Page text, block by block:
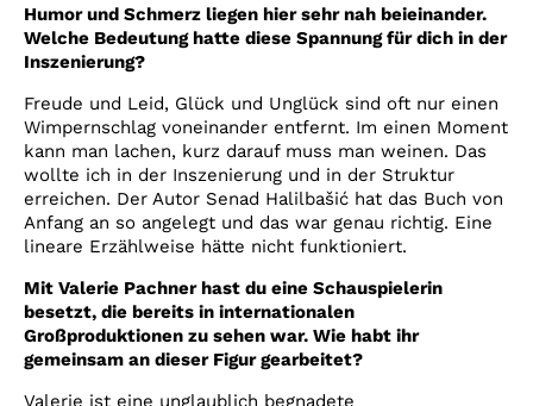
Humor und Schmerz liegen hier sehr nah beieinander.
Welche Bedeutung hatte diese Spannung für dich in der
Inszenierung?
Freude und Leid, Glück und Unglück sind oft nur einen
Wimpernschlag voneinander entfernt. Im einen Moment
kann man lachen, kurz darauf muss man weinen. Das
wollte ich in der Inszenierung und in der Struktur
erreichen. Der Autor Senad Halilbašić hat das Buch von
Anfang an so angelegt und das war genau richtig. Eine
lineare Erzählweise hätte nicht funktioniert.
Mit Valerie Pachner hast du eine Schauspielerin
besetzt, die bereits in internationalen
Großproduktionen zu sehen war. Wie habt ihr
gemeinsam an dieser Figur gearbeitet?
Valerie ist eine unglaublich begnadete